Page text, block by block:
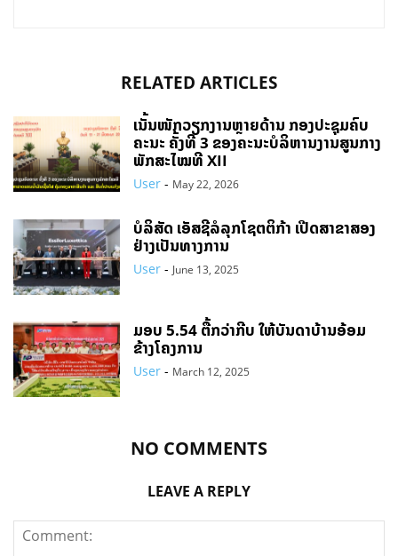
RELATED ARTICLES
ເນັ້ນໜັກວຽກງານຫຼາຍດ້ານ ກອງປະຊຸມຄົບ
ຄະນະ ຄັ້ງທີ 3 ຂອງຄະນະບໍລິຫານງານສູນກາງ
ພັກສະໄໝທີ XII
User - May 22, 2026
ບໍລິສັດ ເອັສຊີລໍລຸກໂຊຕຕິກ້າ ເປີດສາຂາສອງ
ຢ່າງເປັນທາງການ
User - June 13, 2025
ມອບ 5.54 ຕື້ກວ່າກີບ ໃຫ້ບັນດາບ້ານອ້ອມ
ຂ້າງໂຄງການ
User - March 12, 2025
NO COMMENTS
LEAVE A REPLY